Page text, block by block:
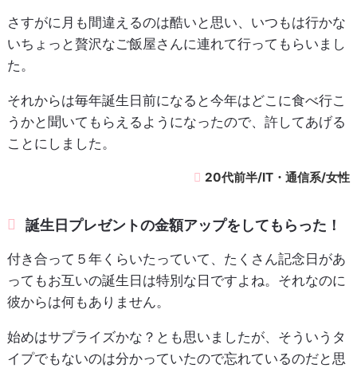
さすがに月も間違えるのは酷いと思い、いつもは行かな
いちょっと贅沢なご飯屋さんに連れて行ってもらいまし
た。
それからは毎年誕生日前になると今年はどこに食べ行こ
うかと聞いてもらえるようになったので、許してあげる
ことにしました。
20代前半/IT・通信系/女性
誕生日プレゼントの金額アップをしてもらった！
付き合って５年くらいたっていて、たくさん記念日があ
ってもお互いの誕生日は特別な日ですよね。それなのに
彼からは何もありません。
始めはサプライズかな？とも思いましたが、そういうタ
イプでもないのは分かっていたので忘れているのだと思